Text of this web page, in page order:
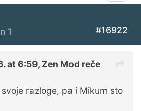
1 #16922
at 6:59, Zen Mod reče
razloge, pa i Mikum sto